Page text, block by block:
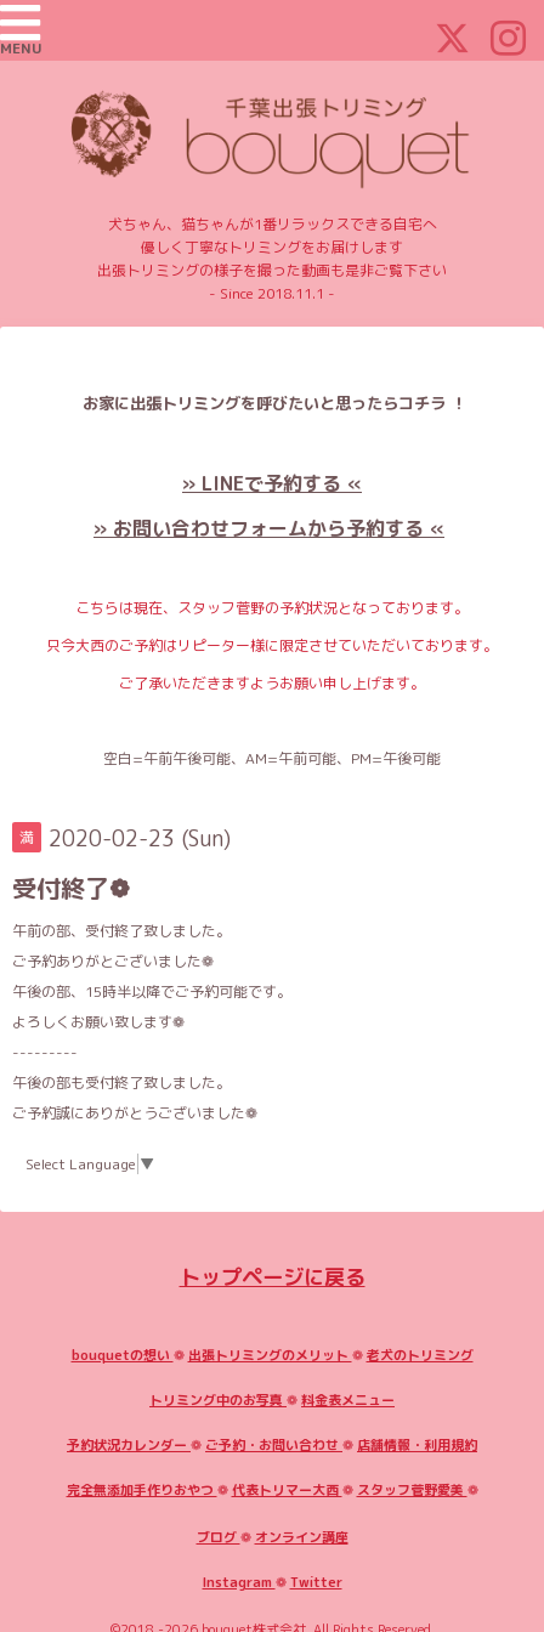
MENU
犬ちゃん、猫ちゃんが1番リラックスできる自宅へ
優しく丁寧なトリミングをお届けします
出張トリミングの様子を撮った動画も是非ご覧下さい
- Since 2018.11.1 -
お家に出張トリミングを呼びたいと思ったらコチラ ！
» LINEで予約する «
» お問い合わせフォームから予約する «
こちらは現在、スタッフ菅野の予約状況となっております。
只今大西のご予約はリピーター様に限定させていただいております。
ご了承いただきますようお願い申し上げます。
空白=午前午後可能、AM=午前可能、PM=午後可能
満 2020-02-23 (Sun)
受付終了❁
午前の部、受付終了致しました。
ご予約ありがとございました❁
午後の部、15時半以降でご予約可能です。
よろしくお願い致します❁
---------
午後の部も受付終了致しました。
ご予約誠にありがとうございました❁
Select Language ▼
トップページに戻る
bouquetの想い ❁ 出張トリミングのメリット ❁老犬のトリミング
トリミング中のお写真 ❁料金表メニュー
予約状況カレンダー ❁ ご予約・お問い合わせ ❁ 店舗情報・利用規約
完全無添加手作りおやつ ❁代表トリマー大西❁ スタッフ菅野愛美 ❁
ブログ❁ オンライン講座
Instagram ❁Twitter